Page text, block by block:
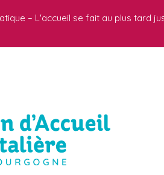
– L'accueil se fait au plus tard